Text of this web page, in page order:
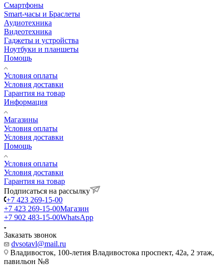
Смартфоны
Smart-часы и Браслеты
Аудиотехника
Видеотехника
Гаджеты и устройства
Ноутбуки и планшеты
Помощь
Условия оплаты
Условия доставки
Гарантия на товар
Информация
Магазины
Условия оплаты
Условия доставки
Помощь
Условия оплаты
Условия доставки
Гарантия на товар
Подписаться на рассылку
+7 423 269-15-00
+7 423 269-15-00Магазин
+7 902 483-15-00WhatsApp
Заказать звонок
dvsotavl@mail.ru
Владивосток, 100-летия Владивостока проспект, 42а, 2 этаж,
павильон №8